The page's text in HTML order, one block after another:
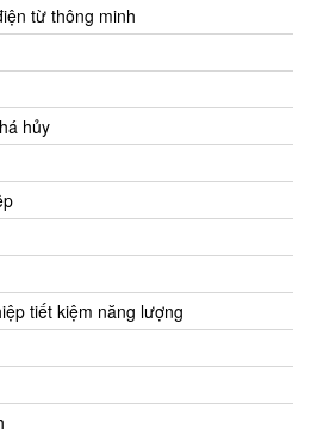
từ thông minh
hủy
tiết kiệm năng lượng